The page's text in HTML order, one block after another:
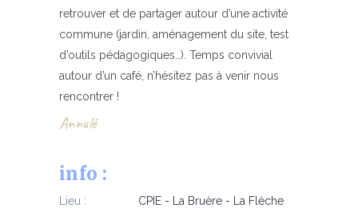
retrouver et de partager autour d’une activité
commune (jardin, aménagement du site, test
d’outils pédagogiques…). Temps convivial
autour d’un café, n’hésitez pas à venir nous
rencontrer !
Annulé
info :
Lieu :
CPIE - La Bruère - La Flèche